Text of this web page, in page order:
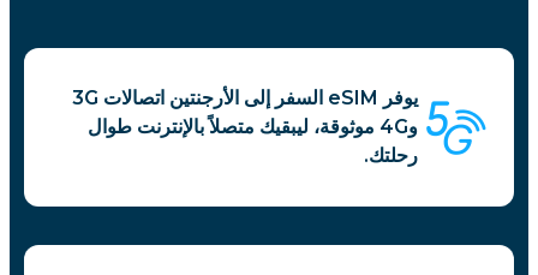
يوفر eSIM السفر إلى الأرجنتين اتصالات 3G
و4G موثوقة، ليبقيك متصلاً بالإنترنت طوال
رحلتك.